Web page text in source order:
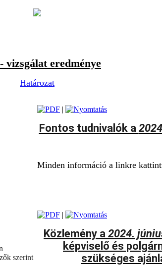
vizsgálat eredménye
Határozat
szerint
|
Fontos tudnivalók a
Minden információ a linkre
|
Közlemény a 2024.
képviselő és
szükséges